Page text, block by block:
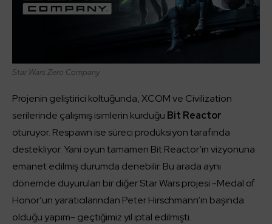
Star Wars Zero Company
Projenin geliştirici koltuğunda, XCOM ve Civilization
serilerinde çalışmış isimlerin kurduğu Bit Reactor
oturuyor. Respawn ise süreci prodüksiyon tarafında
destekliyor. Yani oyun tamamen Bit Reactor’ın vizyonuna
emanet edilmiş durumda denebilir. Bu arada aynı
dönemde duyurulan bir diğer Star Wars projesi -Medal of
Honor’un yaratıcılarından Peter Hirschmann’ın başında
olduğu yapım- geçtiğimiz yıl iptal edilmişti.